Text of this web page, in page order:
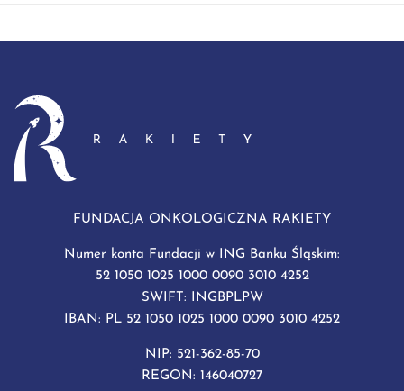
FUNDACJA ONKOLOGICZNA RAKIETY
Numer konta Fundacji w ING Banku Śląskim:
52 1050 1025 1000 0090 3010 4252
SWIFT: INGBPLPW
IBAN: PL 52 1050 1025 1000 0090 3010 4252
NIP: 521-362-85-70
REGON: 146040727